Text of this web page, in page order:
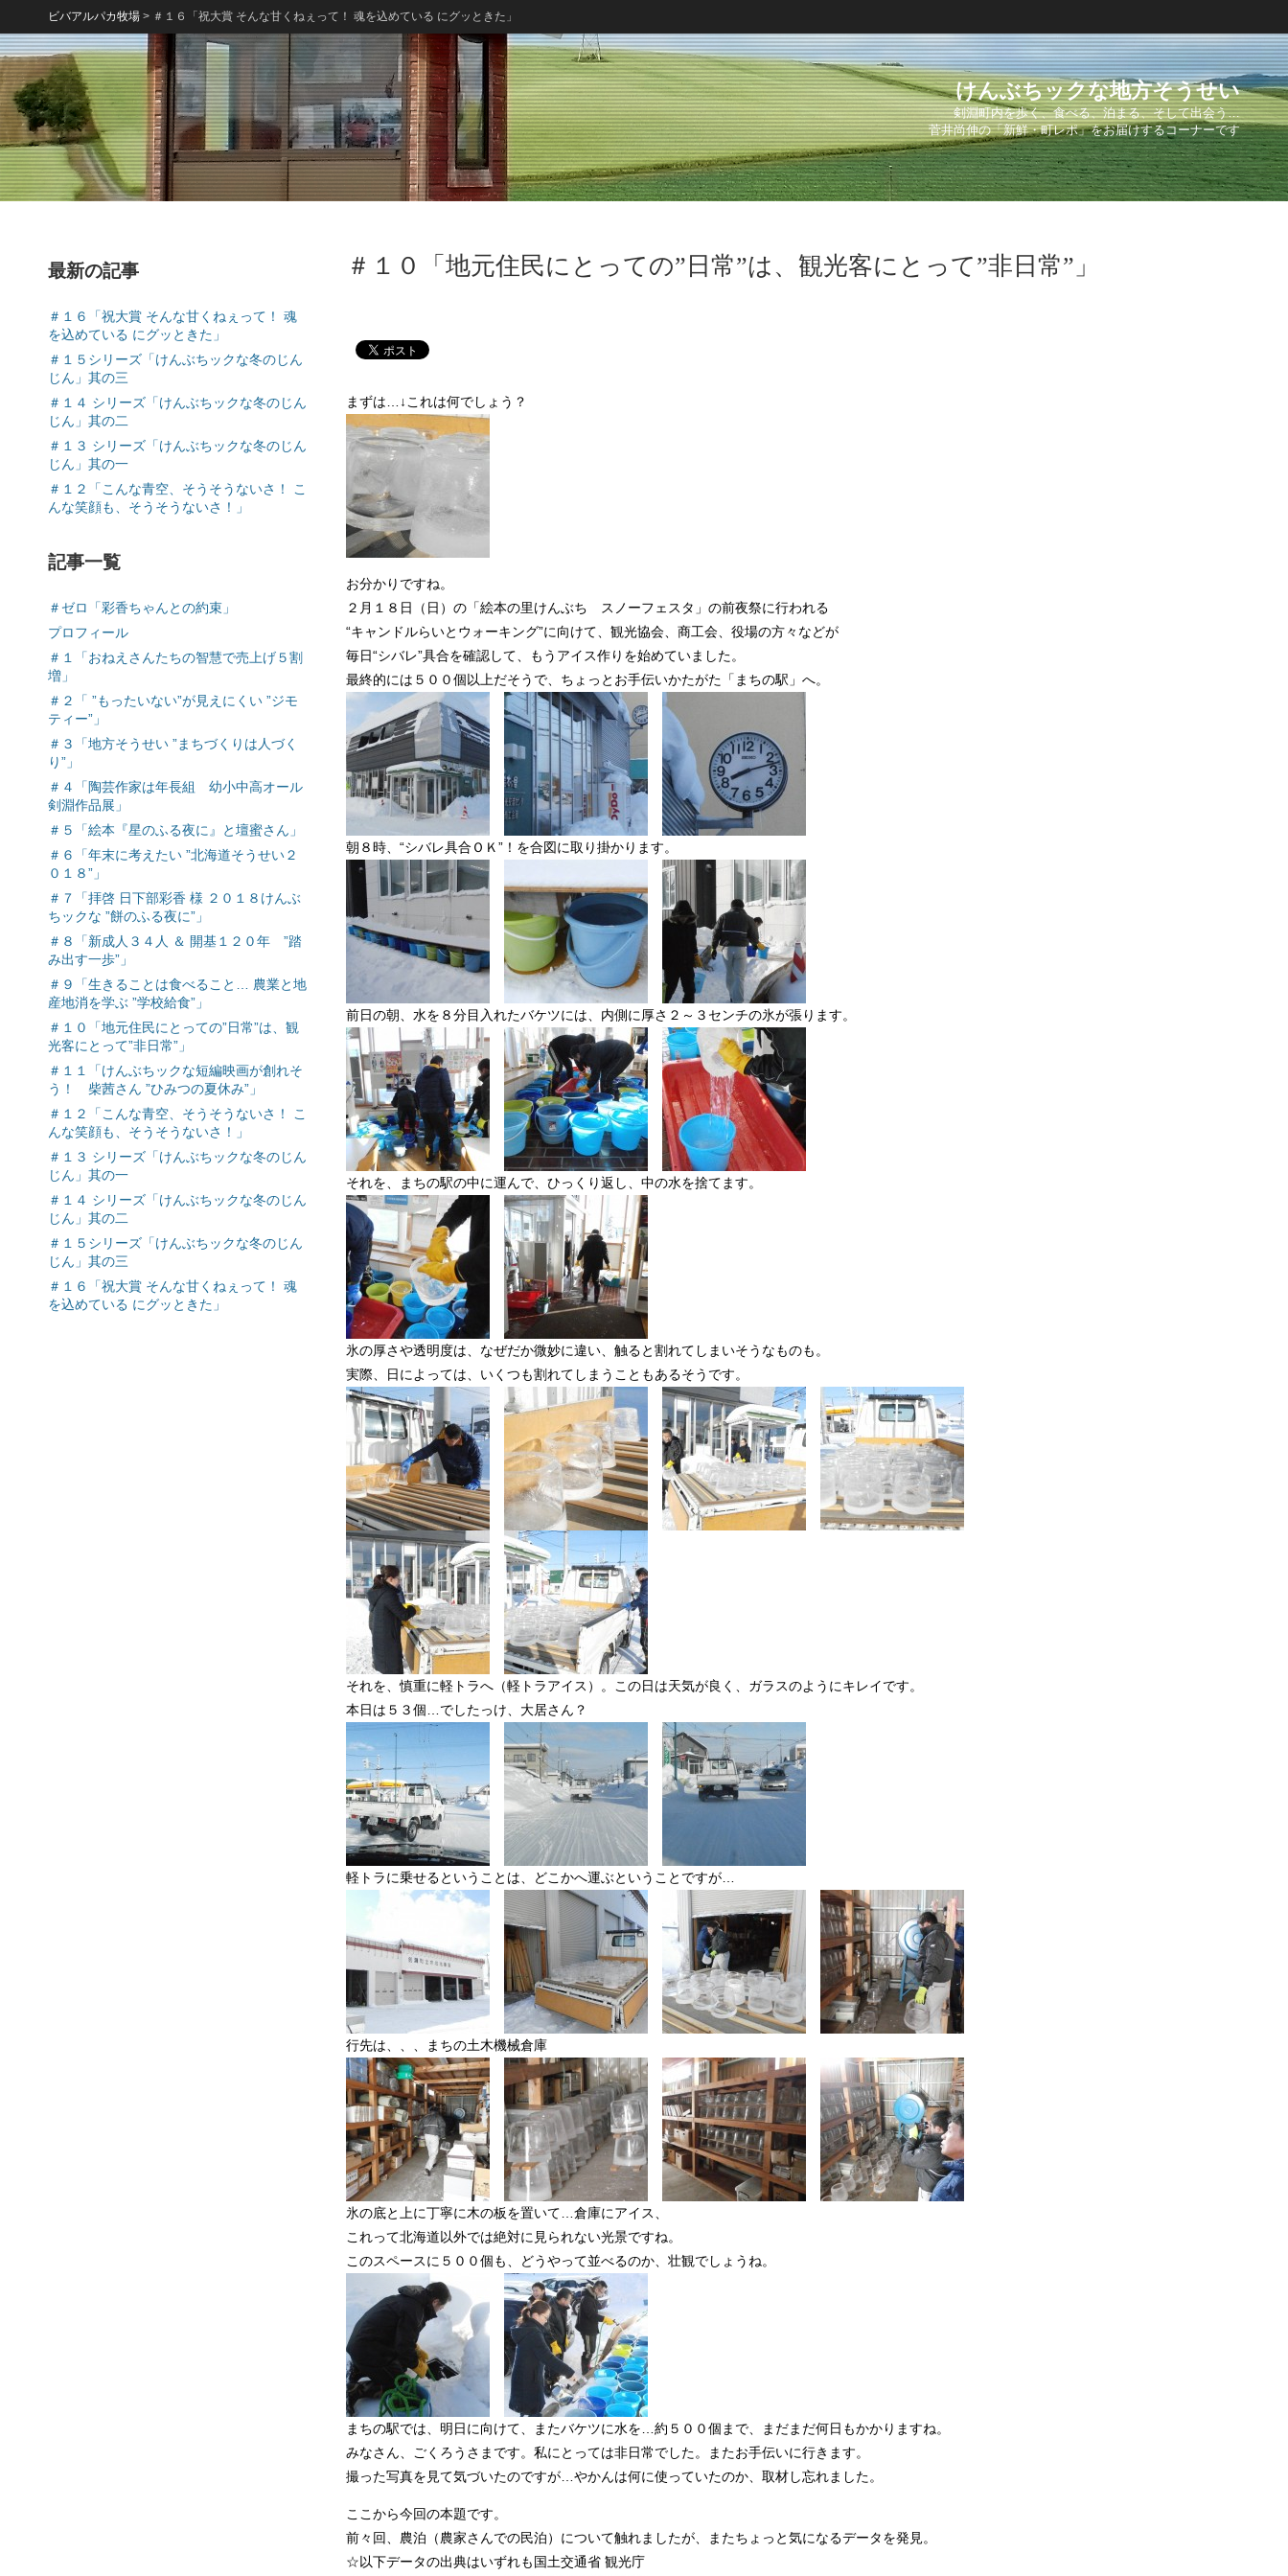
けんぶちックな地方そうせい
剣淵町内を歩く、食べる、泊まる、そして出会う…
菅井尚伸の「新鮮・町レポ」をお届けするコーナーです
＃１０「地元住民にとっての”日常”は、観光客にとって”非日常”」
まずは…↓これは何でしょう？
お分かりですね。
２月１８日（日）の「絵本の里けんぶち スノーフェスタ」の前夜祭に行われる
“キャンドルらいとウォーキング”に向けて、観光協会、商工会、役場の方々などが
毎日“シバレ”具合を確認して、もうアイス作りを始めていました。
最終的には５００個以上だそうで、ちょっとお手伝いかたがた「まちの駅」へ。
朝８時、“シバレ具合ＯＫ”！を合図に取り掛かります。
前日の朝、水を８分目入れたバケツには、内側に厚さ２～３センチの氷が張ります。
それを、まちの駅の中に運んで、ひっくり返し、中の水を捨てます。
氷の厚さや透明度は、なぜだか微妙に違い、触ると割れてしまいそうなものも。
実際、日によっては、いくつも割れてしまうこともあるそうです。
それを、慎重に軽トラへ（軽トラアイス）。この日は天気が良く、ガラスのようにキレイです。
本日は５３個…でしたっけ、大居さん？
軽トラに乗せるということは、どこかへ運ぶということですが…
行先は、、、まちの土木機械倉庫
氷の底と上に丁寧に木の板を置いて…倉庫にアイス、
これって北海道以外では絶対に見られない光景ですね。
このスペースに５００個も、どうやって並べるのか、壮観でしょうね。
まちの駅では、明日に向けて、またバケツに水を…約５００個まで、まだまだ何日もかかりますね。
みなさん、ごくろうさまです。私にとっては非日常でした。またお手伝いに行きます。
撮った写真を見て気づいたのですが…やかんは何に使っていたのか、取材し忘れました。
ここから今回の本題です。
前々回、農泊（農家さんでの民泊）について触れましたが、またちょっと気になるデータを発見。
☆以下データの出典はいずれも国土交通省 観光庁
最新の記事
＃１６「祝大賞 そんな甘くねぇって！ 魂
を込めている にグッときた」
＃１５シリーズ「けんぶちックな冬のじん
じん」其の三
＃１４ シリーズ「けんぶちックな冬のじん
じん」其の二
＃１３ シリーズ「けんぶちックな冬のじん
じん」其の一
＃１２「こんな青空、そうそうないさ！ こ
んな笑顔も、そうそうないさ！」
記事一覧
＃ゼロ「彩香ちゃんとの約束」
プロフィール
＃１「おねえさんたちの智慧で売上げ５割
増」
＃２「 ”もったいない”が見えにくい ”ジモ
ティー”」
＃３「地方そうせい ”まちづくりは人づく
り”」
＃４「陶芸作家は年長組 幼小中高オール
剣淵作品展」
＃５「絵本『星のふる夜に』と壇蜜さん」
＃６「年末に考えたい ”北海道そうせい２
０１８”」
＃７「拝啓 日下部彩香 様 ２０１８けんぶ
ちックな ”餅のふる夜に”」
＃８「新成人３４人 ＆ 開基１２０年 ”踏
み出す一歩”」
＃９「生きることは食べること… 農業と地
産地消を学ぶ ”学校給食”」
＃１０「地元住民にとっての”日常”は、観
光客にとって”非日常”」
＃１１「けんぶちックな短編映画が創れそ
う！ 柴茜さん ”ひみつの夏休み”」
＃１２「こんな青空、そうそうないさ！ こ
んな笑顔も、そうそうないさ！」
＃１３ シリーズ「けんぶちックな冬のじん
じん」其の一
＃１４ シリーズ「けんぶちックな冬のじん
じん」其の二
＃１５シリーズ「けんぶちックな冬のじん
じん」其の三
＃１６「祝大賞 そんな甘くねぇって！ 魂
を込めている にグッときた」
ビバアルパカ牧場 > ＃１６「祝大賞 そんな甘くねぇって！ 魂を込めている にグッときた」